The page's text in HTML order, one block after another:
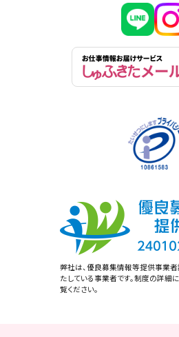
弊社は、優良募集情報等提供事業
たしている事業者です。制度の詳細
覧ください。